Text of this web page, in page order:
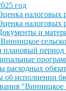
год
налоговых
налоговых
и
плановый период
расходных
об исполнении
"Винницкое